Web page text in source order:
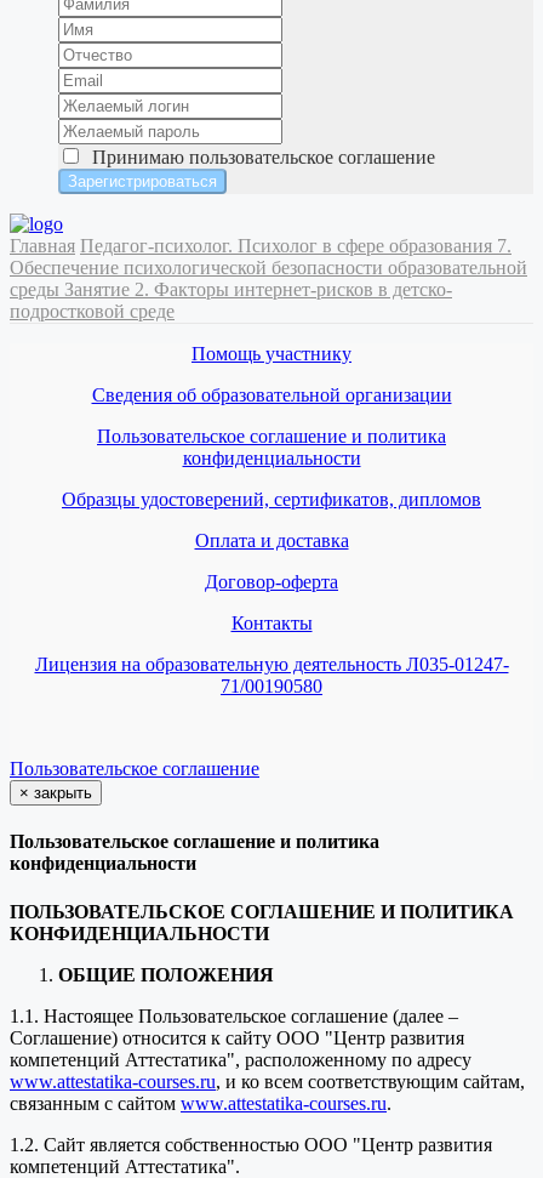
Принимаю пользовательское соглашение
Главная Педагог-психолог. Психолог в сфере образования 7.
Обеспечение психологической безопасности образовательной
среды Занятие 2. Факторы интернет-рисков в детско-
подростковой среде
Помощь участнику
Сведения об образовательной организации
Пользовательское соглашение и политика
конфиденциальности
Образцы удостоверений, сертификатов, дипломов
Оплата и доставка
Договор-оферта
Контакты
Лицензия на образовательную деятельность Л035-01247-
71/00190580
Пользовательское соглашение
× закрыть
Пользовательское соглашение и политика
конфиденциальности
ПОЛЬЗОВАТЕЛЬСКОЕ СОГЛАШЕНИЕ И ПОЛИТИКА
КОНФИДЕНЦИАЛЬНОСТИ
ОБЩИЕ ПОЛОЖЕНИЯ
1.1. Настоящее Пользовательское соглашение (далее –
Соглашение) относится к сайту ООО "Центр развития
компетенций Аттестатика", расположенному по адресу
www.attestatika-courses.ru, и ко всем соответствующим сайтам,
связанным с сайтом www.attestatika-courses.ru.
1.2. Сайт является собственностью ООО "Центр развития
компетенций Аттестатика".